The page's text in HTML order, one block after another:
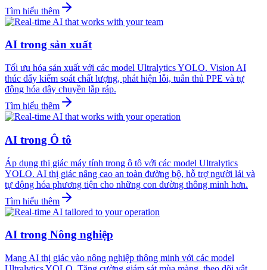
Tìm hiểu thêm
AI trong sản xuất
Tối ưu hóa sản xuất với các model Ultralytics YOLO. Vision AI
thúc đẩy kiểm soát chất lượng, phát hiện lỗi, tuân thủ PPE và tự
động hóa dây chuyền lắp ráp.
Tìm hiểu thêm
AI trong Ô tô
Áp dụng thị giác máy tính trong ô tô với các model Ultralytics
YOLO. AI thị giác nâng cao an toàn đường bộ, hỗ trợ người lái và
tự động hóa phương tiện cho những con đường thông minh hơn.
Tìm hiểu thêm
AI trong Nông nghiệp
Mang AI thị giác vào nông nghiệp thông minh với các model